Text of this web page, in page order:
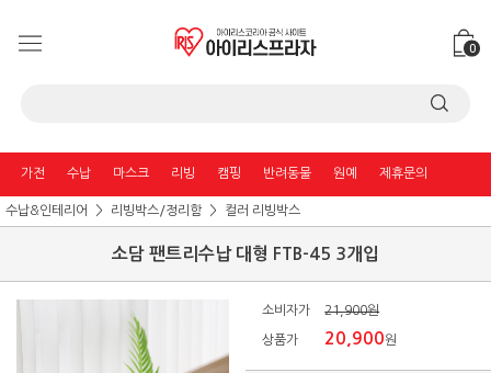
0
가전 수납 마스크 리빙 캠핑 반려동물 원예 제휴문의
수납&인테리어 리빙박스/정리함 컬러 리빙박스
소담 팬트리수납 대형 FTB-45 3개입
소비자가 21,900원
상품가 20,900원